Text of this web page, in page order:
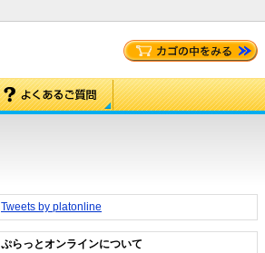
Tweets by platonline
ぷらっとオンラインについて